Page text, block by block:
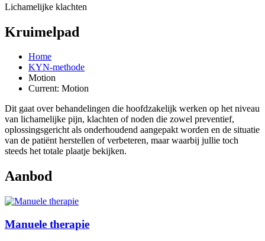
Lichamelijke klachten
Kruimelpad
Home
KYN-methode
Motion
Current: Motion
Dit gaat over behandelingen die hoofdzakelijk werken op het niveau
van lichamelijke pijn, klachten of noden die zowel preventief,
oplossingsgericht als onderhoudend aangepakt worden en de situatie
van de patiënt herstellen of verbeteren, maar waarbij jullie toch
steeds het totale plaatje bekijken.
Aanbod
Manuele therapie